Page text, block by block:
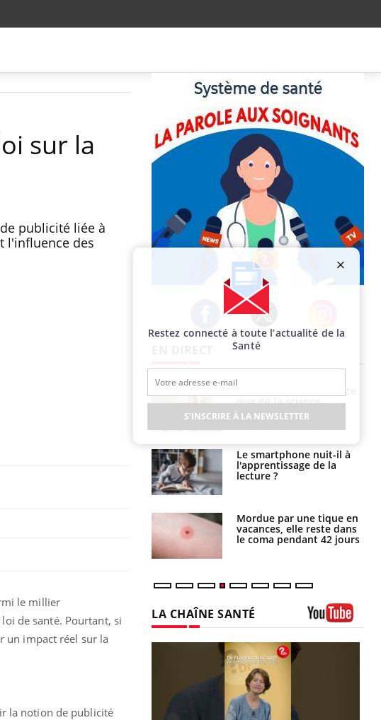
sur la
publicité liée à
l'influence des
le millier
loi de santé. Pourtant, si
un impact réel sur la
la notion de publicité
Facebook Twitter Instagram
que dit la science
Le smartphone nuit-il à
l'apprentissage de la
lecture ?
Mordue par une tique en
vacances, elle reste dans
le coma pendant 42 jours
LA CHAÎNE SANTÉ
Restez connecté à toute l’actualité de la
Santé
S'INSCRIRE À LA NEWSLETTER